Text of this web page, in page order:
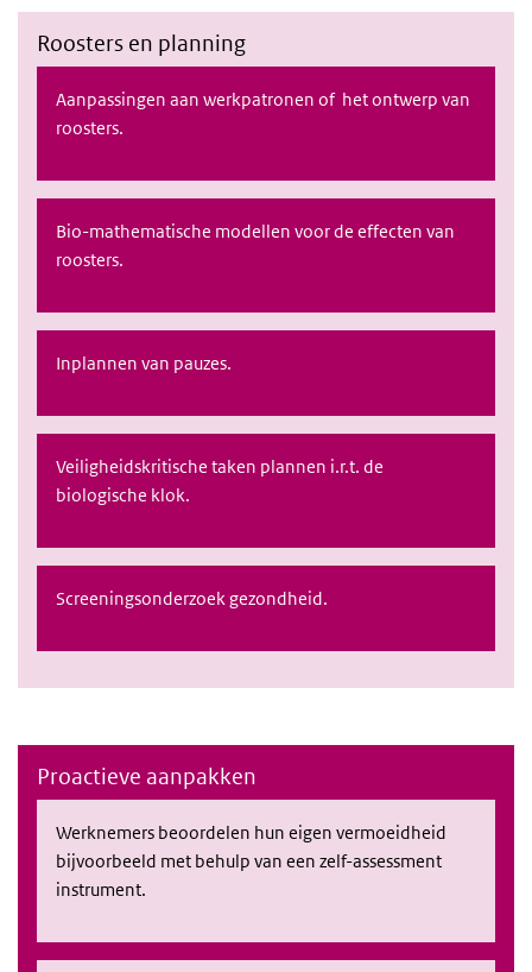
Roosters en planning
Aanpassingen aan werkpatronen of het ontwerp van
roosters.
Bio-mathematische modellen voor de effecten van
roosters.
Inplannen van pauzes.
Veiligheidskritische taken plannen i.r.t. de
biologische klok.
Screeningsonderzoek gezondheid.
Proactieve aanpakken
Werknemers beoordelen hun eigen vermoeidheid
bijvoorbeeld met behulp van een zelf-assessment
instrument.